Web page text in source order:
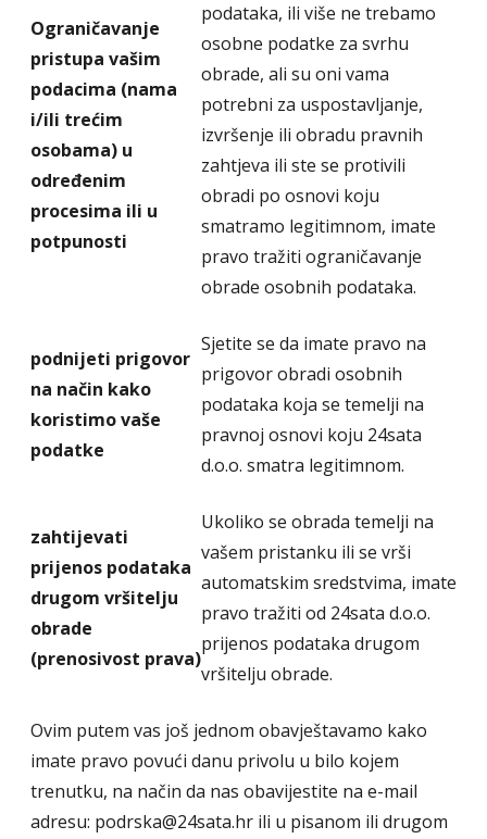
Ograničavanje
pristupa vašim
podacima (nama
i/ili trećim
osobama) u
određenim
procesima ili u
potpunosti
podataka, ili više ne trebamo
osobne podatke za svrhu
obrade, ali su oni vama
potrebni za uspostavljanje,
izvršenje ili obradu pravnih
zahtjeva ili ste se protivili
obradi po osnovi koju
smatramo legitimnom, imate
pravo tražiti ograničavanje
obrade osobnih podataka.
podnijeti prigovor
na način kako
koristimo vaše
podatke
Sjetite se da imate pravo na
prigovor obradi osobnih
podataka koja se temelji na
pravnoj osnovi koju 24sata
d.o.o. smatra legitimnom.
zahtijevati
prijenos podataka
drugom vršitelju
obrade
(prenosivost prava)
Ukoliko se obrada temelji na
vašem pristanku ili se vrši
automatskim sredstvima, imate
pravo tražiti od 24sata d.o.o.
prijenos podataka drugom
vršitelju obrade.
Ovim putem vas još jednom obavještavamo kako
imate pravo povući danu privolu u bilo kojem
trenutku, na način da nas obavijestite na e-mail
adresu: podrska@24sata.hr ili u pisanom ili drugom